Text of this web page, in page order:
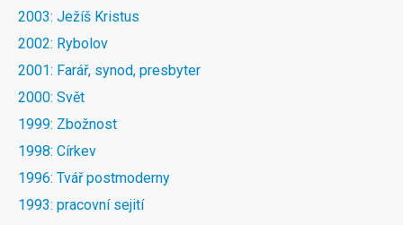
2003: Ježíš Kristus
2002: Rybolov
2001: Farář, synod, presbyter
2000: Svět
1999: Zbožnost
1998: Církev
1996: Tvář postmoderny
1993: pracovní sejití